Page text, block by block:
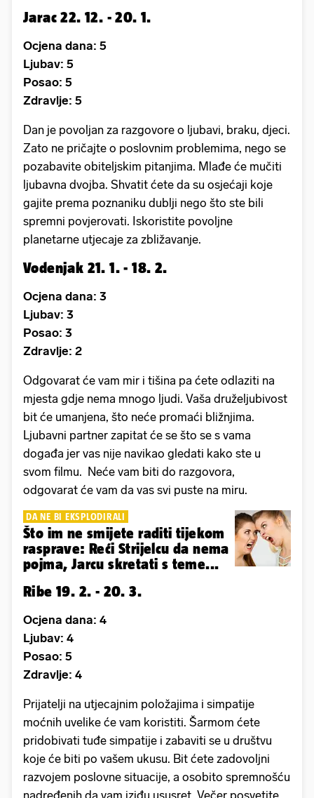
Jarac 22. 12. - 20. 1.
Ocjena dana: 5
Ljubav: 5
Posao: 5
Zdravlje: 5
Dan je povoljan za razgovore o ljubavi, braku, djeci.
Zato ne pričajte o poslovnim problemima, nego se
pozabavite obiteljskim pitanjima. Mlađe će mučiti
ljubavna dvojba. Shvatit ćete da su osjećaji koje
gajite prema poznaniku dublji nego što ste bili
spremni povjerovati. Iskoristite povoljne
planetarne utjecaje za zbližavanje.
Vodenjak 21. 1. - 18. 2.
Ocjena dana: 3
Ljubav: 3
Posao: 3
Zdravlje: 2
Odgovarat će vam mir i tišina pa ćete odlaziti na
mjesta gdje nema mnogo ljudi. Vaša druželjubivost
bit će umanjena, što neće promaći bližnjima.
Ljubavni partner zapitat će se što se s vama
događa jer vas nije navikao gledati kako ste u
svom filmu. Neće vam biti do razgovora,
odgovarat će vam da vas svi puste na miru.
DA NE BI EKSPLODIRALI
Što im ne smijete raditi tijekom
rasprave: Reći Strijelcu da nema
pojma, Jarcu skretati s teme...
Ribe 19. 2. - 20. 3.
Ocjena dana: 4
Ljubav: 4
Posao: 5
Zdravlje: 4
Prijatelji na utjecajnim položajima i simpatije
moćnih uvelike će vam koristiti. Šarmom ćete
pridobivati tuđe simpatije i zabaviti se u društvu
koje će biti po vašem ukusu. Bit ćete zadovoljni
razvojem poslovne situacije, a osobito spremnošću